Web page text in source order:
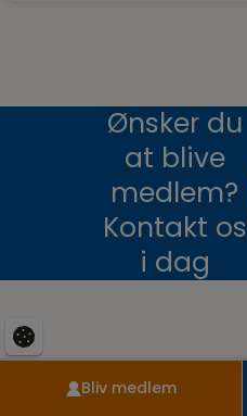
Ønsker du
at blive
medlem?
Kontakt os
i dag
Bliv medlem